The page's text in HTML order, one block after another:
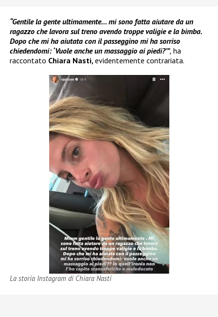
“Gentile la gente ultimamente… mi sono fatta aiutare da un
ragazzo che lavora sul treno avendo troppe valigie e la bimba.
Dopo che mi ha aiutata con il passeggino mi ha sorriso
chiedendomi: ‘Vuole anche un massaggio ai piedi?’”, ha
raccontato Chiara Nasti, evidentemente contrariata.
La storia Instagram di Chiara Nasti